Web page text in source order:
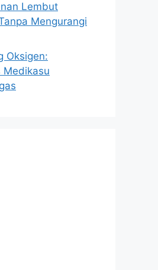
Lembut
Mengurangi
Oksigen:
Medikasu